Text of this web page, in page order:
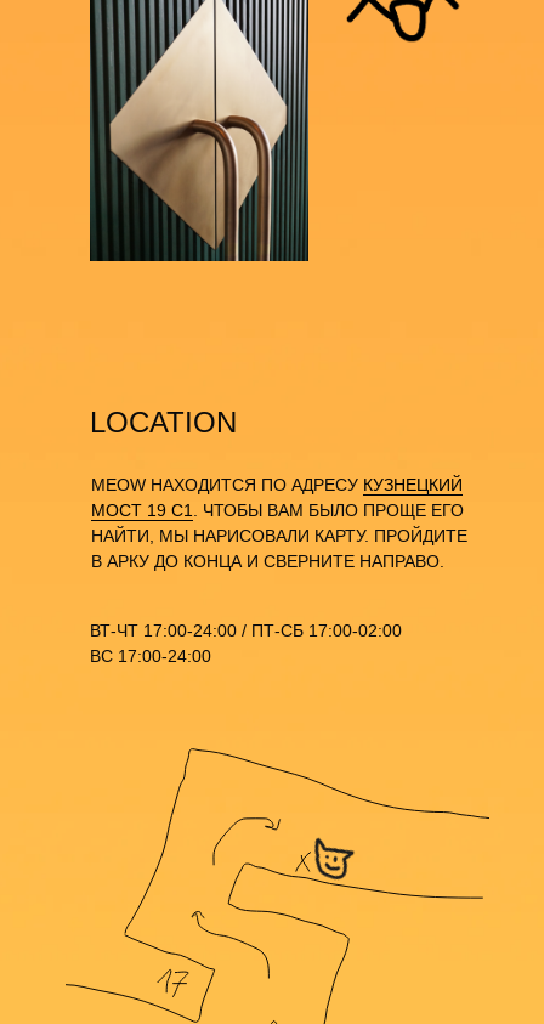
MEOW НАХОДИТСЯ ПО АДРЕСУ КУЗНЕЦКИЙ
МОСТ 19 С1
. ЧТОБЫ ВАМ БЫЛО ПРОЩЕ ЕГО
НАЙТИ, МЫ НАРИСОВАЛИ КАРТУ. ПРОЙДИТЕ
В АРКУ ДО КОНЦА И СВЕРНИТЕ НАПРАВО.
ВТ-ЧТ 17:00-24:00 / ПТ-СБ 17:00-02:00
ВС 17:00-24:00
LOCATION